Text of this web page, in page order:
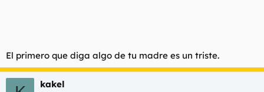
El primero que diga algo de tu madre es un triste.
kakel